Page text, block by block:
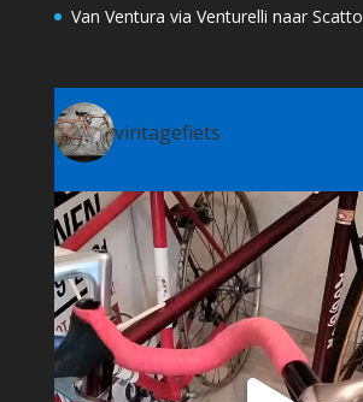
Van Ventura via Venturelli naar Scatto
vintagefiets